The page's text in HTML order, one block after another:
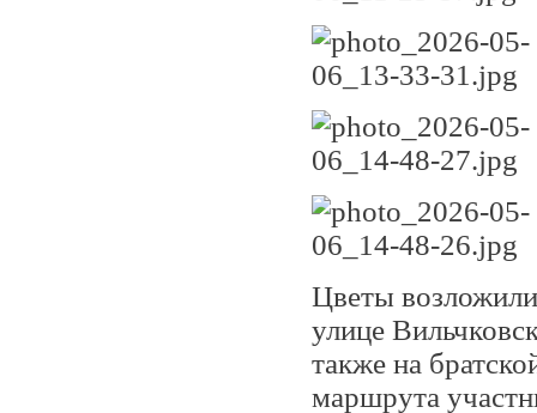
Цветы
улице
также на
маршрута